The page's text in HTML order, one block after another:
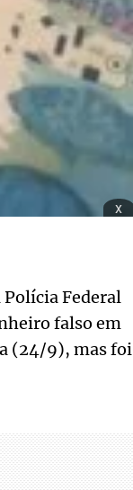
x
Federal
falso em
(24/9), mas foi